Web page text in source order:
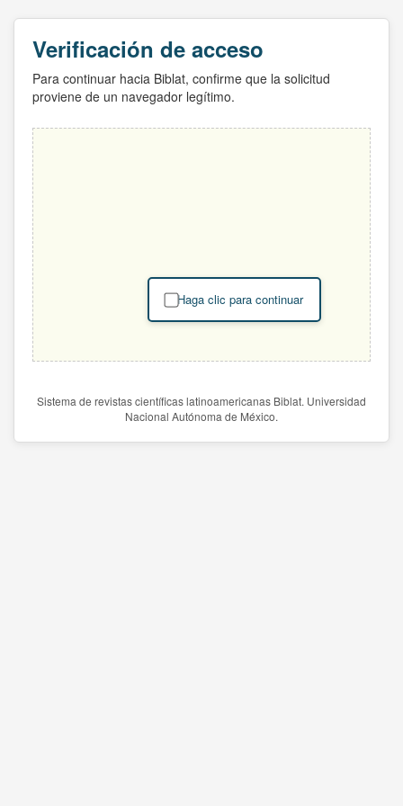
Verificación de acceso
Para continuar hacia Biblat, confirme que la solicitud
proviene de un navegador legítimo.
Haga clic para continuar
Sistema de revistas científicas latinoamericanas Biblat. Universidad
Nacional Autónoma de México.